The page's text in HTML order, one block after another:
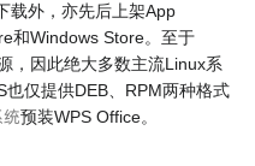
载外，亦先后上架App
和Windows Store。至于
，因此绝大多数主流Linux系
仅提供DEB、RPM两种格式
预装WPS Office。